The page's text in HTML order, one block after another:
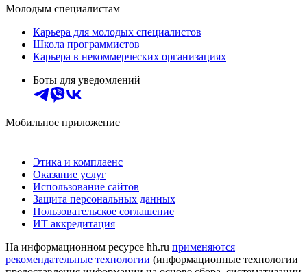
Молодым специалистам
Карьера для молодых специалистов
Школа программистов
Карьера в некоммерческих организациях
Боты для уведомлений
Мобильное приложение
Этика и комплаенс
Оказание услуг
Использование сайтов
Защита персональных данных
Пользовательское соглашение
ИТ аккредитация
На информационном ресурсе hh.ru применяются
рекомендательные технологии (информационные технологии